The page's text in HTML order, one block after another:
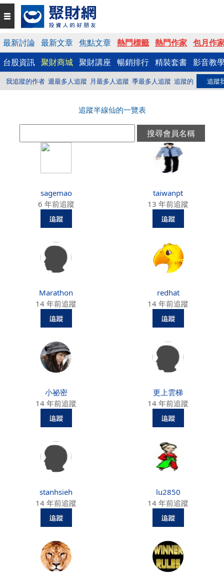
最新討論 最新文章 焦點文章 熱門標籤 熱門作家 包月作
台股資訊 聚財商城 聚財講座 暢銷排行 精裝套書 影音教
我追蹤的作者 週最多人追蹤 月最多人追蹤 季最多人追蹤 追蹤的 追蹤
追蹤半線仙的一覽表
sagemao
6 年前追蹤
taiwanpt
13 年前追蹤
Marathon
14 年前追蹤
redhat
14 年前追蹤
小祕密
14 年前追蹤
更上雲梯
14 年前追蹤
stanhsieh
14 年前追蹤
lu2850
14 年前追蹤